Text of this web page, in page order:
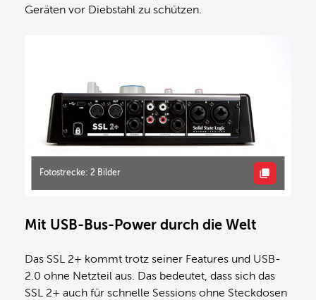
Geräten vor Diebstahl zu schützen.
Fotostrecke: 2 Bilder
Mit USB-Bus-Power durch die Welt
Das SSL 2+ kommt trotz seiner Features und USB-
2.0 ohne Netzteil aus. Das bedeutet, dass sich das
SSL 2+ auch für schnelle Sessions ohne Steckdosen